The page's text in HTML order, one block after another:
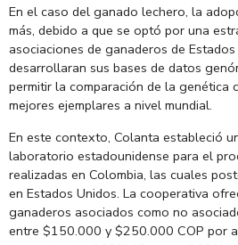
En el caso del ganado lechero, la
más, debido a que se optó por una
asociaciones de ganaderos de
desarrollaran sus bases de datos
permitir la comparación de la genética
mejores ejemplares a nivel mundial.
En este contexto, Colanta estableció
laboratorio estadounidense para el
realizadas en Colombia, las cuales
en Estados Unidos. La cooperativa
ganaderos asociados como no
entre $150.000 y $250.000 COP por